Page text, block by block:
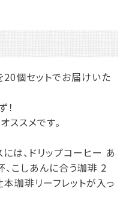
個セットでお届けいた
ススメです。
は、ドリップコーヒー あ
こしあんに合う珈琲 2
本珈琲リーフレットが入っ